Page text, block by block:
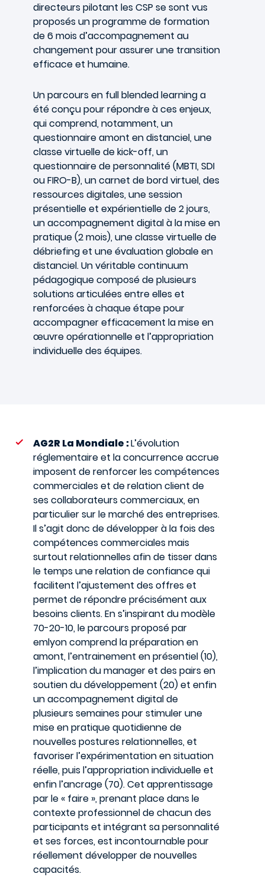
directeurs pilotant les CSP se sont vus
proposés un programme de formation
de 6 mois d’accompagnement au
changement pour assurer une transition
efficace et humaine.
Un parcours en full blended learning a
été conçu pour répondre à ces enjeux,
qui comprend, notamment, un
questionnaire amont en distanciel, une
classe virtuelle de kick-off, un
questionnaire de personnalité (MBTI, SDI
ou FIRO-B), un carnet de bord virtuel, des
ressources digitales, une session
présentielle et expérientielle de 2 jours,
un accompagnement digital à la mise en
pratique (2 mois), une classe virtuelle de
débriefing et une évaluation globale en
distanciel. Un véritable continuum
pédagogique composé de plusieurs
solutions articulées entre elles et
renforcées à chaque étape pour
accompagner efficacement la mise en
œuvre opérationnelle et l’appropriation
individuelle des équipes.
AG2R La Mondiale :L’évolution
réglementaire et la concurrence accrue
imposent de renforcer les compétences
commerciales et de relation client de
ses collaborateurs commerciaux, en
particulier sur le marché des entreprises.
Il s’agit donc de développer à la fois des
compétences commerciales mais
surtout relationnelles afin de tisser dans
le temps une relation de confiance qui
facilitent l’ajustement des offres et
permet de répondre précisément aux
besoins clients. En s’inspirant du modèle
70-20-10, le parcours proposé par
emlyon comprend la préparation en
amont, l’entrainement en présentiel (10),
l’implication du manager et des pairs en
soutien du développement (20) et enfin
un accompagnement digital de
plusieurs semaines pour stimuler une
mise en pratique quotidienne de
nouvelles postures relationnelles, et
favoriser l’expérimentation en situation
réelle, puis l’appropriation individuelle et
enfin l’ancrage (70). Cet apprentissage
par le « faire », prenant place dans le
contexte professionnel de chacun des
participants et intégrant sa personnalité
et ses forces, est incontournable pour
réellement développer de nouvelles
capacités.